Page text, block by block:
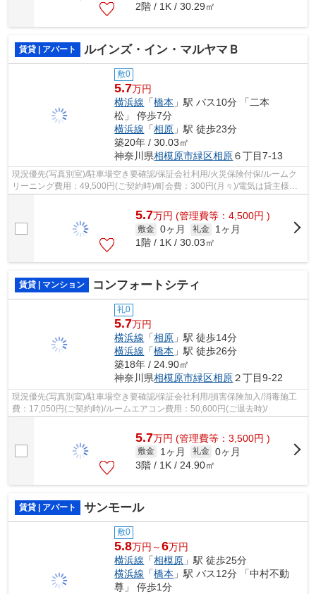
2階 / 1K / 30.29㎡
賃貸 | アパート ルインズ・イン・マルヤマＢ
敷0
5.7万円
横浜線 「橋本 」駅 バス10分 「二本
松」 停歩7分
横浜線 「相原 」駅 徒歩23分
築20年 / 30.03㎡
神奈川県相模原市緑区相原６丁目7-13
現況優先(写真別室)/駐車場空き要確認/保証会社利用/火災保険付保/ルームク
リーニング費用：49,500円(ご契約時)/町会費：300円(月々)/電気は貸主様よ
5.7万円 (管理費等：4,500円 )
敷金 0ヶ月 礼金
1ヶ月
1階 / 1K / 30.03㎡
賃貸 | マンション コンフォートシティ
礼0
5.7万円
横浜線 「相原 」駅 徒歩14分
横浜線 「橋本 」駅 徒歩26分
築18年 / 24.90㎡
神奈川県相模原市緑区相原２丁目9-22
現況優先(写真別室)/駐車場空き要確認/保証会社利用/損害保険加入/消毒施工
費：17,050円(ご契約時)/ルームエアコン費用：50,600円(ご退去時)/
5.7万円 (管理費等：3,500円 )
敷金 1ヶ月 礼金 0ヶ月
3階 / 1K / 24.90㎡
賃貸 | アパート サンモール
敷0
5.8万円～6万円
横浜線 「相模原 」駅 徒歩25分
横浜線 「橋本 」駅 バス12分 「中村不動
尊」 停歩1分